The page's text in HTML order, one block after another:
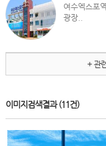
여수엑스포
광장..
+ 관
이미지검색결과(11건)